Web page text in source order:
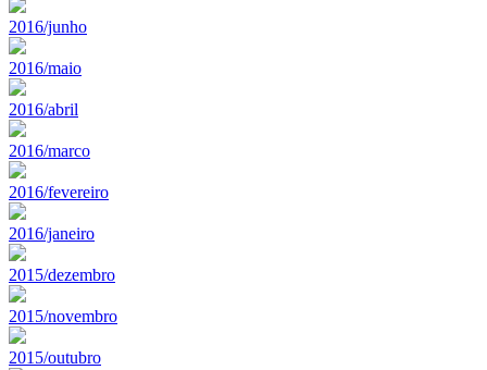
2016/junho
2016/maio
2016/abril
2016/marco
2016/fevereiro
2016/janeiro
2015/dezembro
2015/novembro
2015/outubro